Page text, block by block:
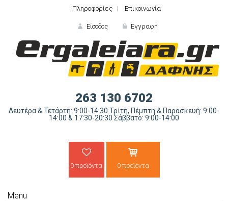
Πληροφορίες Επικοινωνία
Είσοδος
ΕΙΣΟΔΟΣ
Εγγραφή
263 130 6702
Δευτέρα & Τετάρτη: 9:00-14:30 Τρίτη, Πέμπτη & Παρασκευή: 9:00-
14:00 & 17:30-20:30 Σάββατο: 9:00-14:00
0 προϊόντα 0 προϊόντα
Menu